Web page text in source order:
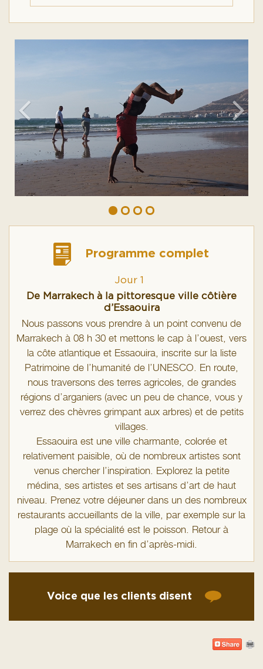
Programme complet
Jour 1
De Marrakech à la pittoresque ville côtière
d’Essaouira
Nous passons vous prendre à un point convenu de
Marrakech à 08 h 30 et mettons le cap à l’ouest, vers
la côte atlantique et Essaouira, inscrite sur la liste
Patrimoine de l’humanité de l’UNESCO. En route,
nous traversons des terres agricoles, de grandes
régions d’arganiers (avec un peu de chance, vous y
verrez des chèvres grimpant aux arbres) et de petits
villages.
Essaouira est une ville charmante, colorée et
relativement paisible, où de nombreux artistes sont
venus chercher l’inspiration. Explorez la petite
médina, ses artistes et ses artisans d’art de haut
niveau. Prenez votre déjeuner dans un des nombreux
restaurants accueillants de la ville, par exemple sur la
plage où la spécialité est le poisson. Retour à
Marrakech en fin d’après-midi.
Voice que les clients disent